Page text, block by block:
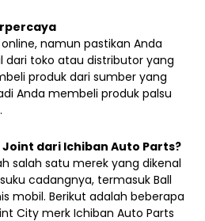
namun pastikan Anda
dari toko atau distributor yang
produk dari sumber yang
Anda membeli produk palsu
dari Ichiban Auto Parts?
salah satu merek yang dikenal
cadangnya, termasuk Ball
mobil. Berikut adalah beberapa
City merk Ichiban Auto Parts